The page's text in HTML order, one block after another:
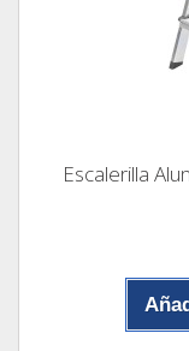
Escalerilla